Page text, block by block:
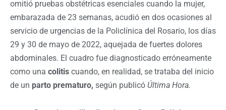
omitió pruebas obstétricas esenciales cuando la mujer,
embarazada de 23 semanas, acudió en dos ocasiones al
servicio de urgencias de la Policlínica del Rosario, los días
29 y 30 de mayo de 2022, aquejada de fuertes dolores
abdominales. El cuadro fue diagnosticado erróneamente
como una colitis cuando, en realidad, se trataba del inicio
de un parto prematuro, según publicó Última Hora.